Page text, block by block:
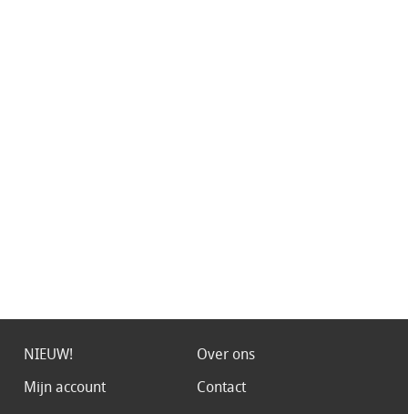
NIEUW!
Over ons
Mijn account
Contact